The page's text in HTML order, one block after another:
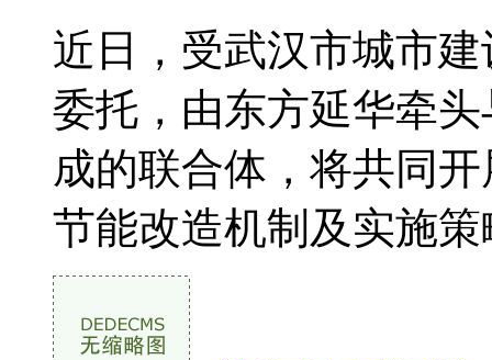
近日，受武汉市城市
委托，由东方延华牵
成的联合体，将共同
节能改造机制及实施策